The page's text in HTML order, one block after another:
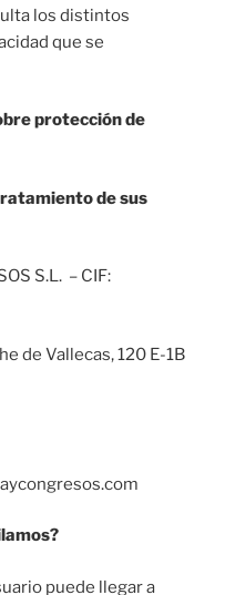
los distintos
que se
protección de
de sus
S.L. – CIF:
de Vallecas, 120 E-1B
puede llegar a